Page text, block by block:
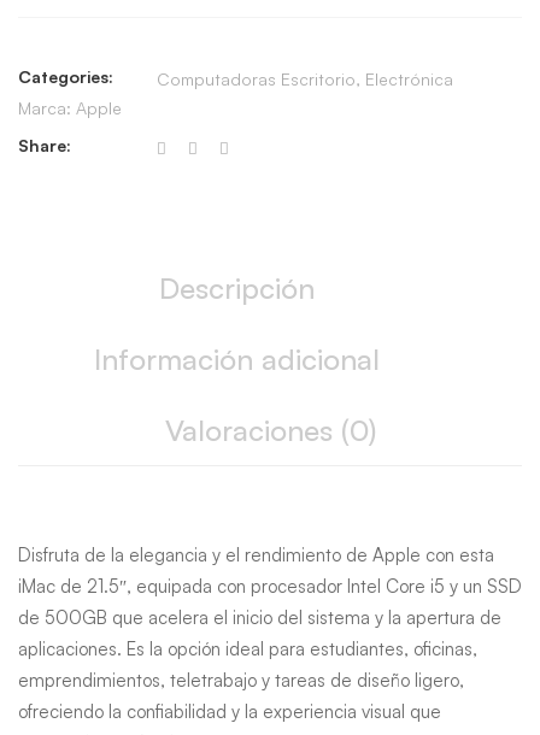
500GB
SSD
quantity
Categories: Computadoras Escritorio, Electrónica
Marca: Apple
Share:
Descripción
Información adicional
Valoraciones (0)
Disfruta de la elegancia y el rendimiento de Apple con esta
iMac de 21.5″, equipada con procesador Intel Core i5 y un SSD
de 500GB que acelera el inicio del sistema y la apertura de
aplicaciones. Es la opción ideal para estudiantes, oficinas,
emprendimientos, teletrabajo y tareas de diseño ligero,
ofreciendo la confiabilidad y la experiencia visual que